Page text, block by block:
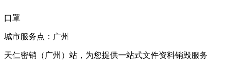
口罩
城市服务点：广州
天仁密销（广州）站，为您提供一站式文件资料销毁服务